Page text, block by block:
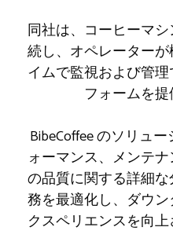
同社は、コーヒーマ
続し、オペレーター
イムで監視および管
フォームを提
BibeCoffee のソリュ
ォーマンス、メンテ
の品質に関する詳細
務を最適化し、ダウ
クスペリエンスを向上